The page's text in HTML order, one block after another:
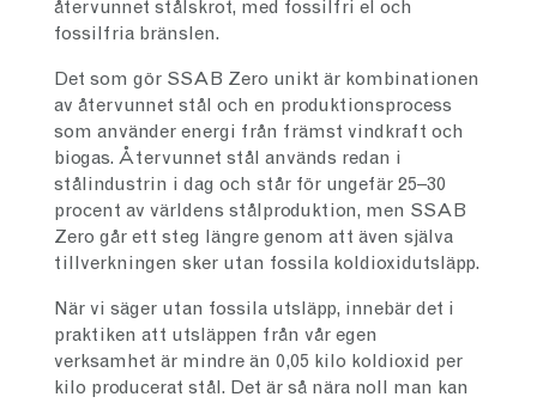
återvunnet stålskrot, med fossilfri el och
fossilfria bränslen.
Det som gör SSAB Zero unikt är kombinationen
av återvunnet stål och en produktionsprocess
som använder energi från främst vindkraft och
biogas. Återvunnet stål används redan i
stålindustrin i dag och står för ungefär 25–30
procent av världens stålproduktion, men SSAB
Zero går ett steg längre genom att även själva
tillverkningen sker utan fossila koldioxidutsläpp.
När vi säger utan fossila utsläpp, innebär det i
praktiken att utsläppen från vår egen
verksamhet är mindre än 0,05 kilo koldioxid per
kilo producerat stål. Det är så nära noll man kan